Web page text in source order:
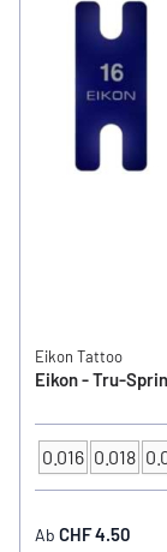
Eikon Tattoo
Eikon - Tru-
Feder Grösse
0.016 0.018
Ab CHF 4.50